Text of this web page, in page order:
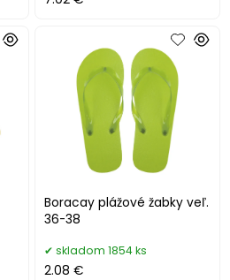
Boracay plážové žabky veľ.
36-38
skladom 1854 ks
2.08 €